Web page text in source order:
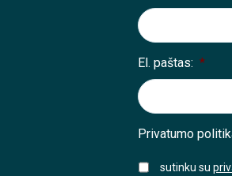
El. paštas: *
Privatumo
sutinku su